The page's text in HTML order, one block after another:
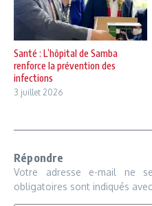
Santé : L’hôpital de Samba
renforce la prévention des
infections
3 juillet 2026
Répondre
Votre adresse e-mail ne
obligatoires sont indiqués avec